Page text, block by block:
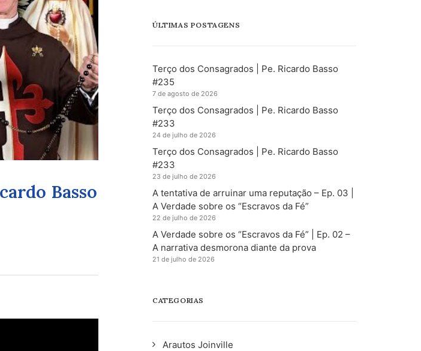
Basso
ÚLTIMAS POSTAGENS
Terço dos Consagrados | Pe. Ricardo Basso
#235
7 de agosto de 2026
Terço dos Consagrados | Pe. Ricardo Basso
#233
24 de julho de 2026
Terço dos Consagrados | Pe. Ricardo Basso
#233
23 de julho de 2026
A tentativa de arruinar uma reputação – Ep. 03 |
A Verdade sobre os “Escravos da Fé”
22 de julho de 2026
A Verdade sobre os “Escravos da Fé” | Ep. 02 –
A narrativa desmorona diante da prova
21 de julho de 2026
CATEGORIAS
Arautos Joinville